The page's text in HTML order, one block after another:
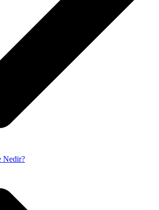
Nedir?